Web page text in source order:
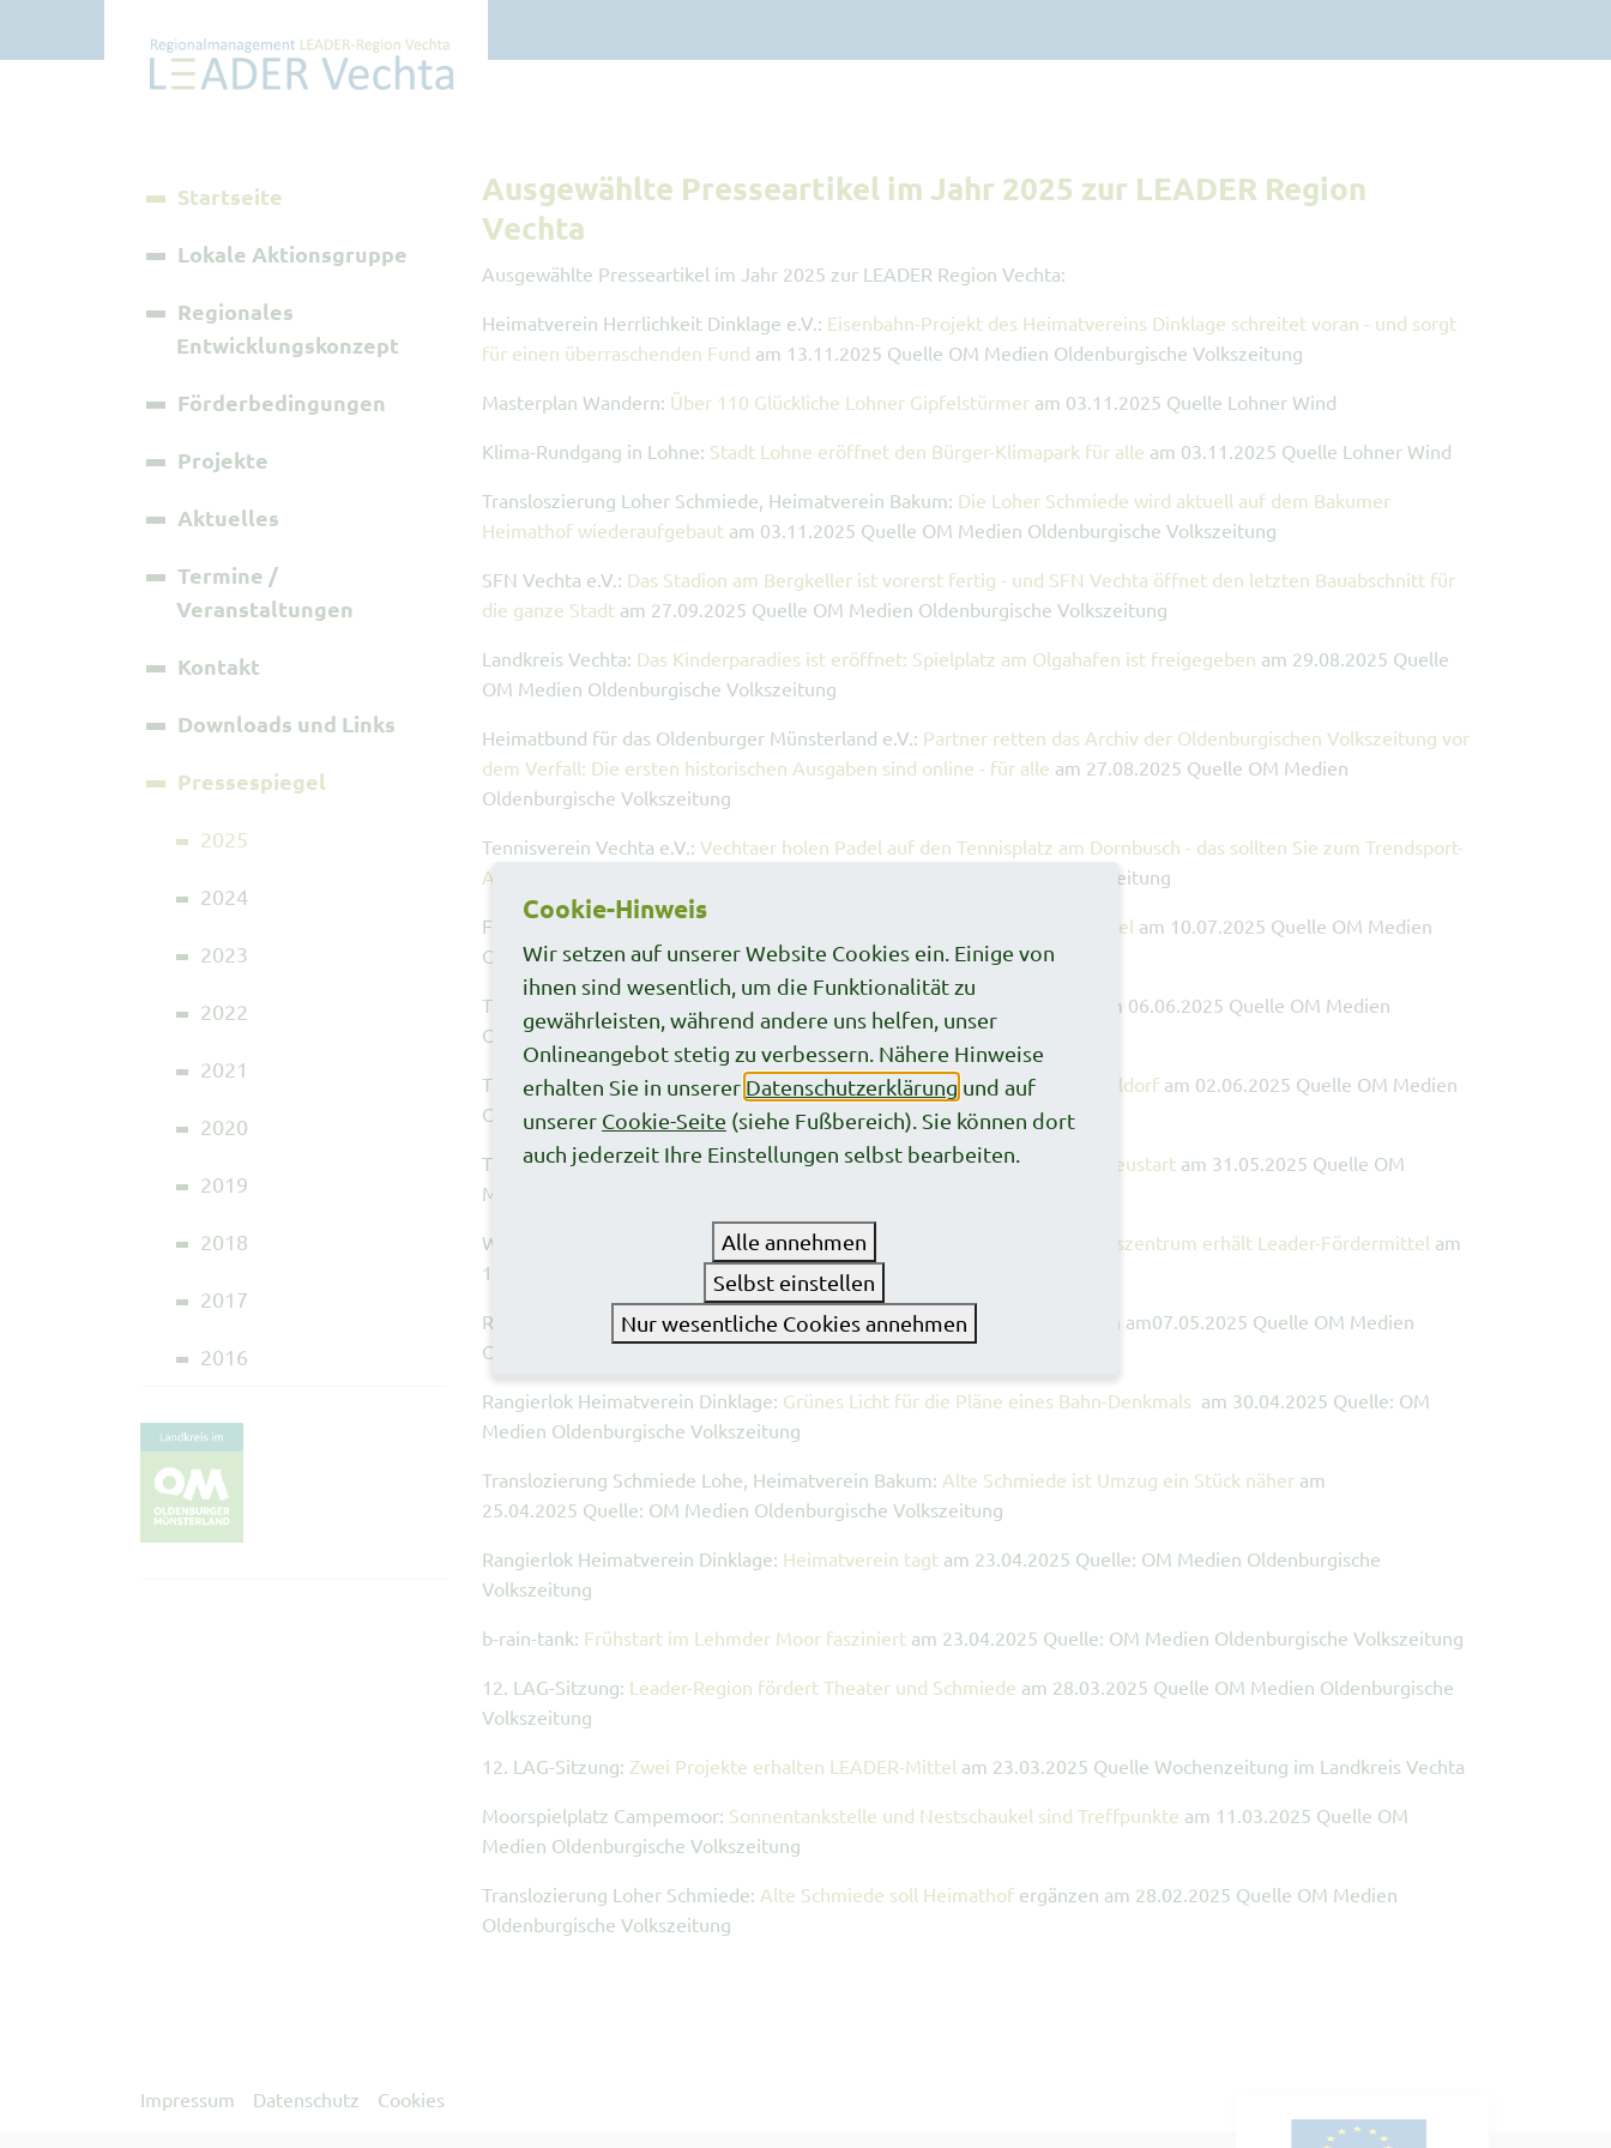
Startseite
Lokale Aktionsgruppe
Regionales
Entwicklungskonzept
Förderbedingungen
Projekte
Aktuelles
Termine /
Veranstaltungen
Kontakt
Downloads und Links
Pressespiegel
2025
2024
2023
2022
2021
2020
2019
2018
2017
2016
Ausgewählte Presseartikel im Jahr 2025 zur LEADER Region
Vechta
Ausgewählte Presseartikel im Jahr 2025 zur LEADER Region Vechta:
Heimatverein Herrlichkeit Dinklage e.V.: Eisenbahn-Projekt des Heimatvereins Dinklage schreitet voran - und sorgt
für einen überraschenden Fund am 13.11.2025 Quelle OM Medien Oldenburgische Volkszeitung
Masterplan Wandern: Über 110 Glückliche Lohner Gipfelstürmer am 03.11.2025 Quelle Lohner Wind
Klima-Rundgang in Lohne: Stadt Lohne eröffnet den Bürger-Klimapark für alle am 03.11.2025 Quelle Lohner Wind
Transloszierung Loher Schmiede, Heimatverein Bakum: Die Loher Schmiede wird aktuell auf dem Bakumer
Heimathof wiederaufgebaut am 03.11.2025 Quelle OM Medien Oldenburgische Volkszeitung
SFN Vechta e.V.: Das Stadion am Bergkeller ist vorerst fertig - und SFN Vechta öffnet den letzten Bauabschnitt für
die ganze Stadt am 27.09.2025 Quelle OM Medien Oldenburgische Volkszeitung
Landkreis Vechta: Das Kinderparadies ist eröffnet: Spielplatz am Olgahafen ist freigegeben am 29.08.2025 Quelle
OM Medien Oldenburgische Volkszeitung
Heimatbund für das Oldenburger Münsterland e.V.: Partner retten das Archiv der Oldenburgischen Volkszeitung vor
dem Verfall: Die ersten historischen Ausgaben sind online - für alle am 27.08.2025 Quelle OM Medien
Oldenburgische Volkszeitung
Tennisverein Vechta e.V.: Vechtaer holen Padel auf den Tennisplatz am Dornbusch - das sollten Sie zum Trendsport-
Angebot wissen
am 23.08.2025 Quelle OM Medien Oldenburgische Volkszeitung
Freilichtbühne Lohne e.V.: Freilichtbühne Lohne erhält LEADER-Fördermittel am 10.07.2025 Quelle OM Medien
Oldenburgische Volkszeitung
Technik Theaterverein Damme e.V.:
am 06.06.2025 Quelle OM Medien
Oldenburgische Volkszeitung
Translozierung Hofstelle Münzebrock:Bürgerhaus ist neues Zentrum in Holdorf am 02.06.2025 Quelle OM Medien
Oldenburgische Volkszeitung
Translozierung Hofstelle Münzebrock:Alte Gebäude erleben jetzt einen Neustart am 31.05.2025 Quelle OM
Medien Oldenburgische Volkszeitung
Waldwelten, Zweckverband Erholungsgebiet Dammer Berge: Naturerlebniszentrum erhält Leader-Fördermittel am
10.05.2025 Quelle: OM Medien Oldenburgische Volkszeitung
Rangierlok Heimatverein Dinklage: Die Eisenbahngeschichte zum Anfassen am07.05.2025 Quelle OM Medien
Oldenburgische Volkszeitung
Rangierlok Heimatverein Dinklage: Grünes Licht für die Pläne eines Bahn-Denkmals am 30.04.2025 Quelle: OM
Medien Oldenburgische Volkszeitung
Translozierung Schmiede Lohe, Heimatverein Bakum: Alte Schmiede ist Umzug ein Stück näher am
25.04.2025 Quelle: OM Medien Oldenburgische Volkszeitung
Rangierlok Heimatverein Dinklage: Heimatverein tagt am 23.04.2025 Quelle: OM Medien Oldenburgische
Volkszeitung
b-rain-tank: Frühstart im Lehmder Moor fasziniert am 23.04.2025 Quelle: OM Medien Oldenburgische Volkszeitung
12. LAG-Sitzung: Leader-Region fördert Theater und Schmiede am 28.03.2025 Quelle OM Medien Oldenburgische
Volkszeitung
12. LAG-Sitzung: Zwei Projekte erhalten LEADER-Mittel am 23.03.2025 Quelle Wochenzeitung im Landkreis Vechta
Moorspielplatz Campemoor: Sonnentankstelle und Nestschaukel sind Treffpunkte am 11.03.2025 Quelle OM
Medien Oldenburgische Volkszeitung
Translozierung Loher Schmiede: Alte Schmiede soll Heimathof ergänzen am 28.02.2025 Quelle OM Medien
Oldenburgische Volkszeitung
Impressum Datenschutz Cookies
Cookie-Hinweis
Wir setzen auf unserer Website Cookies ein. Einige von
ihnen sind wesentlich, um die Funktionalität zu
gewährleisten, während andere uns helfen, unser
Onlineangebot stetig zu verbessern. Nähere Hinweise
erhalten Sie in unserer Datenschutzerklärung und auf
unserer Cookie-Seite (siehe Fußbereich). Sie können dort
auch jederzeit Ihre Einstellungen selbst bearbeiten.
Alle annehmen
Selbst einstellen
Nur wesentliche Cookies annehmen